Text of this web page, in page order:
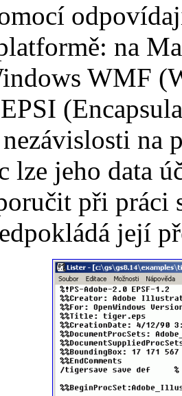
na
WMF
na
lze jeho data
při práci
její